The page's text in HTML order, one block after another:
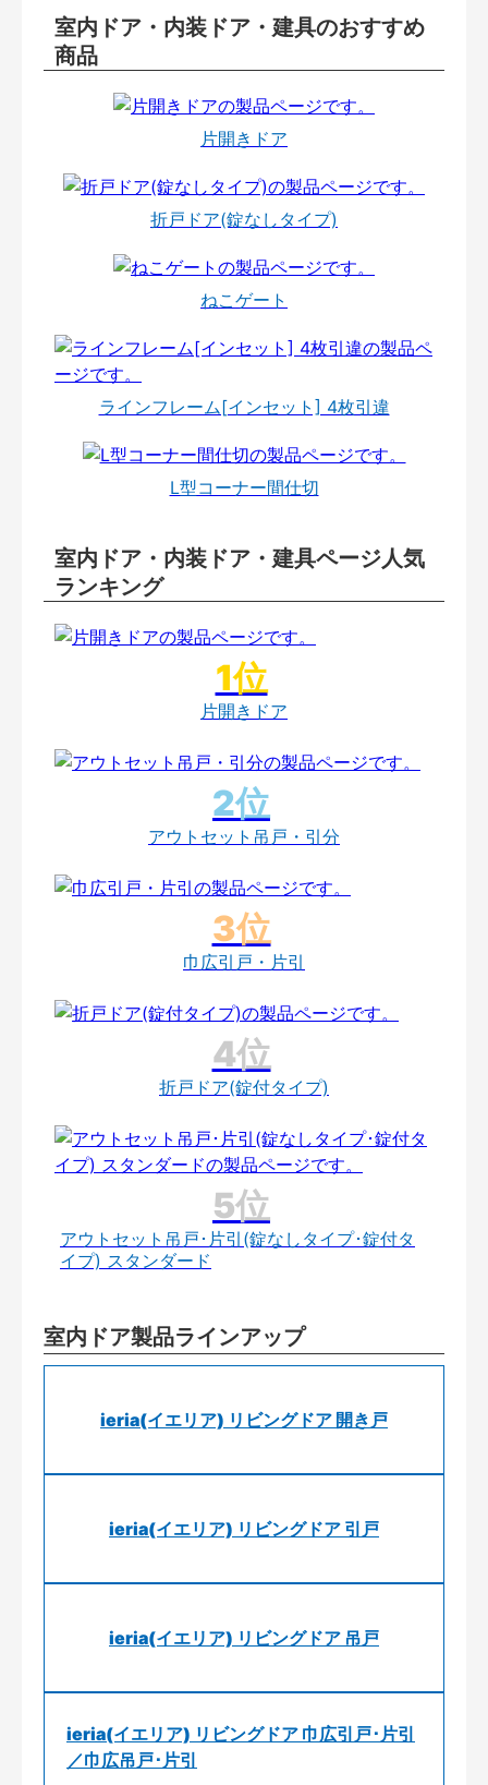
室内ドア・内装ドア・建具のおすすめ
商品
片開きドア
折戸ドア(錠なしタイプ)
ねこゲート
ラインフレーム[インセット] 4枚引違
L型コーナー間仕切
室内ドア・内装ドア・建具ページ人気
ランキング
片開きドア
アウトセット吊戸・引分
巾広引戸・片引
折戸ドア(錠付タイプ)
アウトセット吊戸･片引(錠なしタイプ･錠付タ
イプ) スタンダード
室内ドア製品ラインアップ
ieria(イエリア) リビングドア 開き戸
ieria(イエリア) リビングドア 引戸
ieria(イエリア) リビングドア 吊戸
ieria(イエリア) リビングドア 巾広引戸･片引
／巾広吊戸･片引